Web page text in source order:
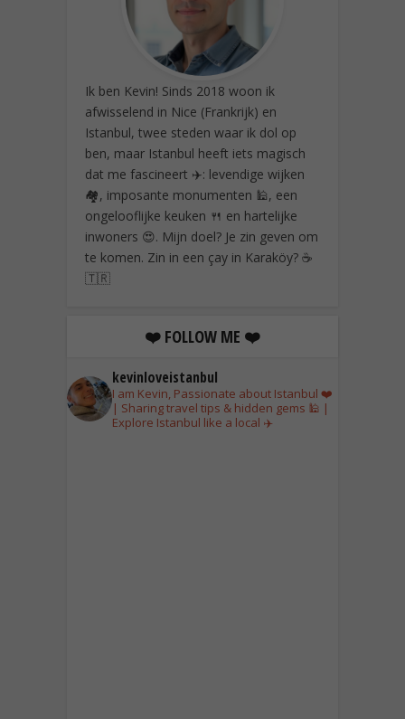
Ik ben Kevin! Sinds 2018 woon ik
afwisselend in Nice (Frankrijk) en
Istanbul, twee steden waar ik dol op
ben, maar Istanbul heeft iets magisch
dat me fascineert ✈️: levendige wijken
🏘️, imposante monumenten 🕌, een
ongelooflijke keuken 🍴 en hartelijke
inwoners 😍. Mijn doel? Je zin geven om
te komen. Zin in een çay in Karaköy? ☕
🇹🇷
❤️ FOLLOW ME ❤️
kevinloveistanbul
I am Kevin, Passionate about Istanbul ❤️
| Sharing travel tips & hidden gems 🕌 |
Explore Istanbul like a local ✈️